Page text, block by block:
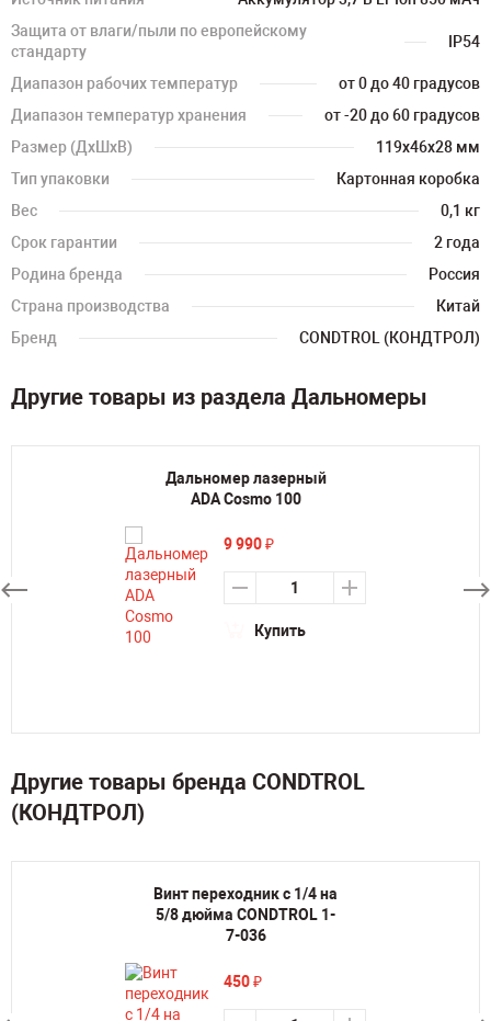
Защита от влаги/пыли по европейскому
стандарту
IP54
Диапазон рабочих температур
от 0 до 40 градусов
Диапазон температур хранения
от -20 до 60 градусов
Размер (ДхШхВ)
119х46х28 мм
Тип упаковки
Картонная коробка
Вес
0,1 кг
Срок гарантии
2 года
Родина бренда
Россия
Страна производства
Китай
Бренд
CONDTROL (КОНДТРОЛ)
Другие товары из раздела Дальномеры
Дальномер лазерный
ADA Cosmo 100
9 990₽
Купить
Другие товары бренда CONDTROL
(КОНДТРОЛ)
Винт переходник с 1/4 на
5/8 дюйма CONDTROL 1-
7-036
450₽